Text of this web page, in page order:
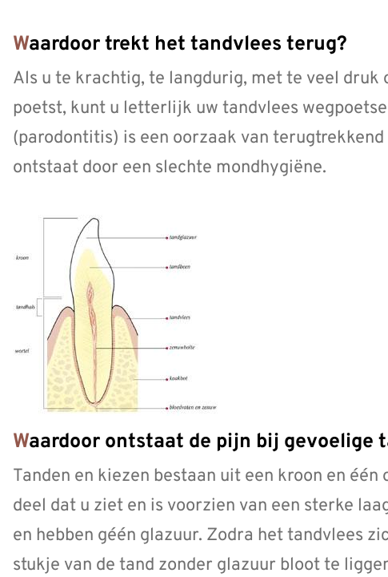
Waardoor trekt het tandvlees terug?
Als u te krachtig, te langdurig, met te veel druk
poetst, kunt u letterlijk uw tandvlees
(parodontitis) is een oorzaak van
ontstaat door een slechte mondhygiëne.
Waardoor ontstaat de pijn bij gevoelige
Tanden en kiezen bestaan uit een kroon en
deel dat u ziet en is voorzien van een sterke
en hebben géén glazuur. Zodra het tandvlees
stukje van de tand zonder glazuur bloot te